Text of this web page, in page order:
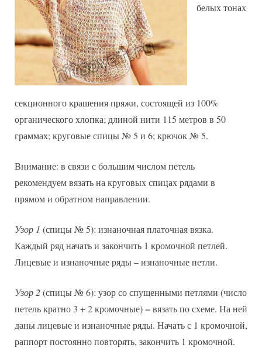
белых тонах
секционного крашения пряжи, состоящей из 100%
органического хлопка; длиной нити 115 метров в 50
граммах; круговые спицы № 5 и 6; крючок № 5.
Внимание: в связи с большим числом петель
рекомендуем вязать на круговых спицах рядами в
прямом и обратном направлении.
Узор 1 (спицы № 5): изнаночная платочная вязка.
Каждый ряд начать и закончить 1 кромочной петлей.
Лицевые и изнаночные ряды – изнаночные петли.
Узор 2(спицы № 6): узор со спущенными петлями (число
петель кратно 3 + 2 кромочные) = вязать по схеме. На ней
даны лицевые и изнаночные ряды. Начать с 1 кромочной,
раппорт постоянно повторять, закончить 1 кромочной.